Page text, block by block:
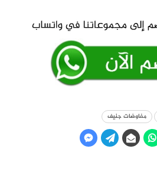
مفاوضات جنيف